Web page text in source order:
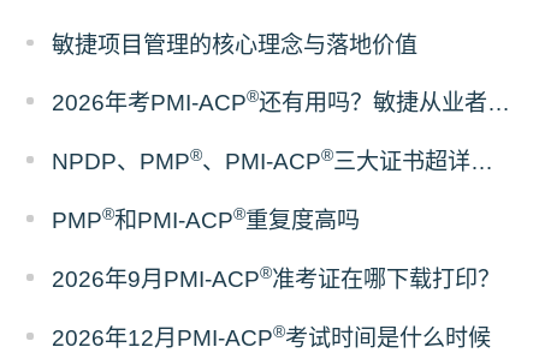
敏捷项目管理的核心理念与落地价值
2026年考PMI-ACP®还有用吗？敏捷从业者考证价值
NPDP、PMP®、PMI-ACP®三大证书超详细对比
PMP®和PMI-ACP®重复度高吗
2026年9月PMI-ACP®准考证在哪下载打印？
2026年12月PMI-ACP®考试时间是什么时候